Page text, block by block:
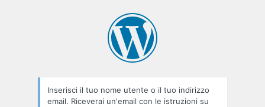
Inserisci il tuo nome utente o il tuo indirizzo
email. Riceverai un'email con le istruzioni su